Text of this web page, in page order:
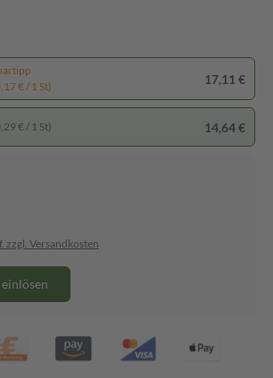
€ / 1 St)
17,11 €
€ / 1 St) 14,64 €
zzgl. Versandkosten
einlösen